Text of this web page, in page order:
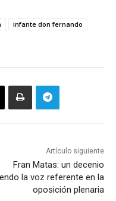
infante don fernando
Artículo siguiente
Fran Matas: un decenio
la voz referente en la
oposición plenaria